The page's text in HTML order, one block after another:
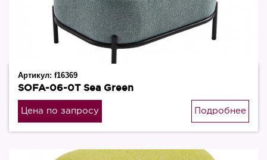
Артикул: f16369
SOFA-06-0T Sea Green
Цена по запросу Подробнее